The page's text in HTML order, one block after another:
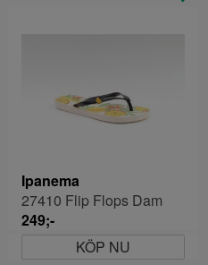
Ipanema
27410 Flip Flops Dam
249;-
KÖP NU